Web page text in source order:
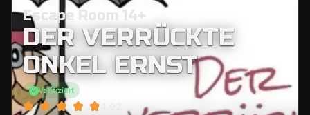
Escape Room 14+
DER VERRÜCKTE
ONKEL ERNST
Verifiziert